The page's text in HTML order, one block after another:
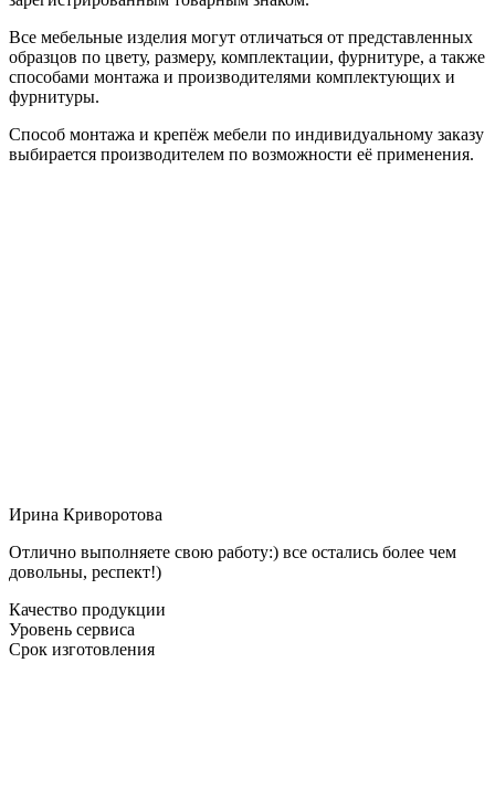
Все мебельные изделия могут отличаться от представленных
образцов по цвету, размеру, комплектации, фурнитуре, а также
способами монтажа и производителями комплектующих и
фурнитуры.
Способ монтажа и крепёж мебели по индивидуальному заказу
выбирается производителем по возможности её применения.
Ирина Криворотова
Отлично выполняете свою работу:) все остались более чем
довольны, респект!)
Качество продукции
Уровень сервиса
Срок изготовления